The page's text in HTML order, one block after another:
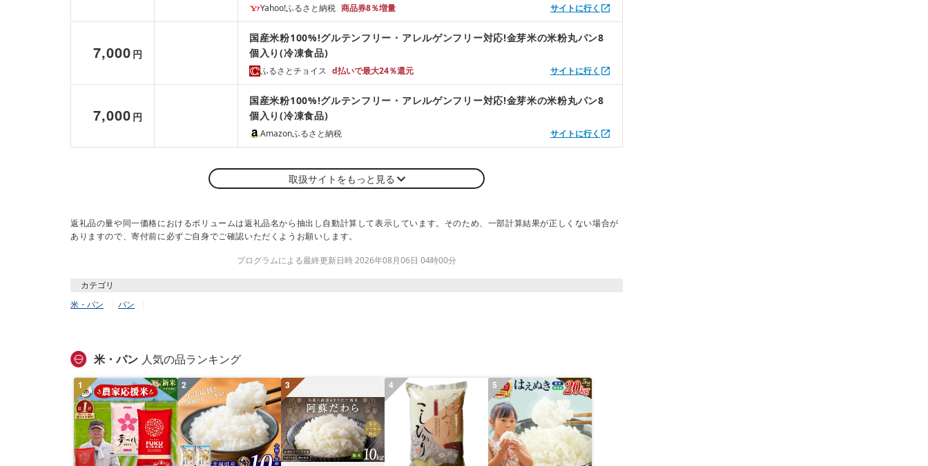
Yahoo!ふるさと納税 商品券8％増量 サイトに行く
7,000 円
ふるさとチョイス
国産米粉100%!グルテンフリー・アレルゲンフリー対応!金芽米の米粉丸パン8
個入り(冷凍食品)
d払いで最大24％還元 サイトに行く
7,000 円
Amazonふるさと納税
国産米粉100%!グルテンフリー・アレルゲンフリー対応!金芽米の米粉丸パン8
個入り(冷凍食品)
サイトに行く
取扱サイトをもっと見る
返礼品の量や同一価格におけるボリュームは返礼品名から抽出し自動計算して表示しています。そのため、一部計算結果が正しくない場合が
ありますので、寄付前に必ずご自身でご確認いただくようお願いします。
プログラムによる最終更新日時 2026年08月06日 04時00分
カテゴリ
米・パン
パン
米・パン 人気の品ランキング
1 2 3 4 5